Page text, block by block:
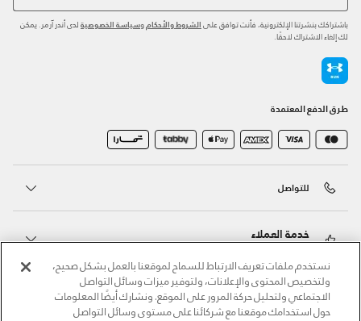
باشتراكك بنشرتنا الإلكترونية، فأنت توافق على الشروط والأحكام وسياسة الخصوصية لدى أندر آرمر. يمكن
لك إلغاء الاشتراك لاحقًا.
طرق الدفع المعتمدة
للتواصل
خدمة العملاء
حول أندر آرمر
نستخدم ملفات تعريف الارتباط للسماح لموقعنا بالعمل بشكل صحيح،
ولتخصيص المحتوى والإعلانات، ولتوفير ميزات وسائل التواصل
الاجتماعي ولتحليل حركة المرور على الموقع. ونشارك أيضًا المعلومات
حول استخدامك موقعنا مع شركائنا على مستوى وسائل التواصل